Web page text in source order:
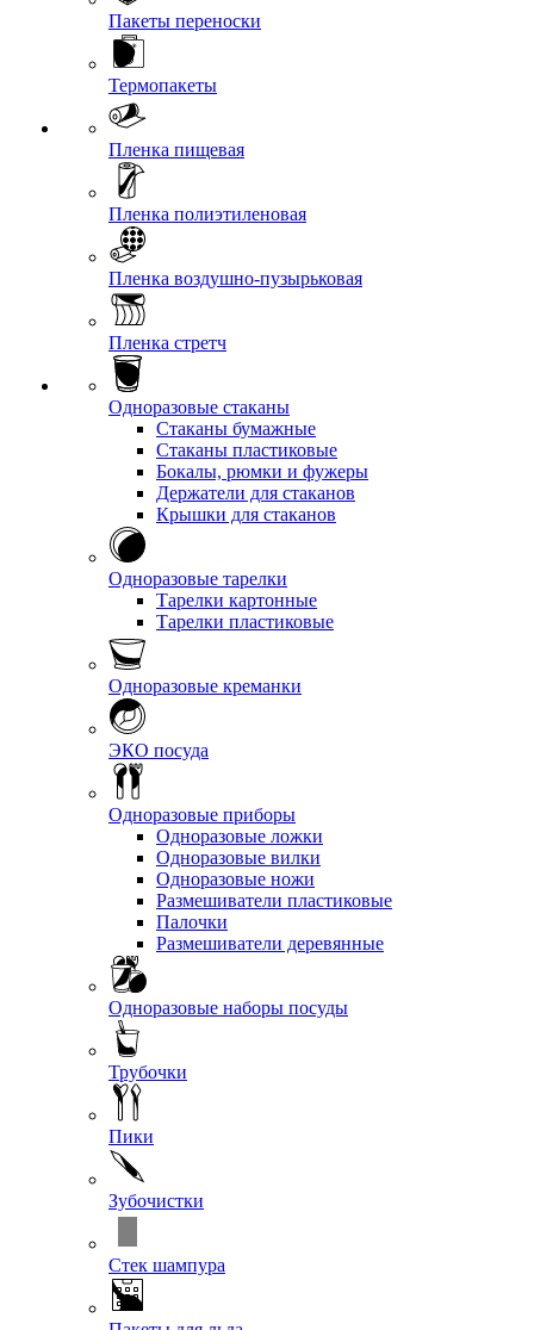
Пакеты переноски
Термопакеты
Пленка пищевая
Пленка полиэтиленовая
Пленка воздушно-пузырьковая
Пленка стретч
Одноразовые стаканы
Стаканы бумажные
Стаканы пластиковые
Бокалы, рюмки и фужеры
Держатели для стаканов
Крышки для стаканов
Одноразовые тарелки
Тарелки картонные
Тарелки пластиковые
Одноразовые креманки
ЭКО посуда
Одноразовые приборы
Одноразовые ложки
Одноразовые вилки
Одноразовые ножи
Размешиватели пластиковые
Палочки
Размешиватели деревянные
Одноразовые наборы посуды
Трубочки
Пики
Зубочистки
Стек шампура